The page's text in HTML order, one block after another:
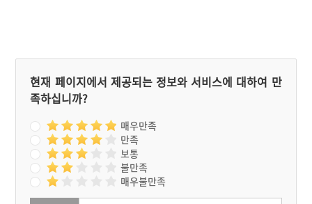
현재 페이지에서 제공되는 정보와 서비스에 대하여 만
족하십니까?
매우만족
만족
보통
불만족
매우불만족